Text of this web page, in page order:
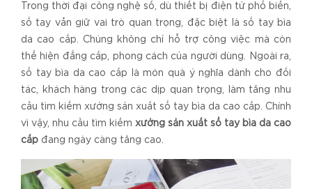
Trong thời đại công nghệ số, dù thiết bị điện tử phổ biến,
sổ tay vẫn giữ vai trò quan trọng, đặc biệt là sổ tay bìa
da cao cấp. Chúng không chỉ hỗ trợ công việc mà còn
thể hiện đẳng cấp, phong cách của người dùng. Ngoài ra,
sổ tay bìa da cao cấp là món quà ý nghĩa dành cho đối
tác, khách hàng trong các dịp quan trọng, làm tăng nhu
cầu tìm kiếm xưởng sản xuất sổ tay bìa da cao cấp. Chính
vì vậy, nhu cầu tìm kiếm xưởng sản xuất sổ tay bìa da cao
cấp đang ngày càng tăng cao.